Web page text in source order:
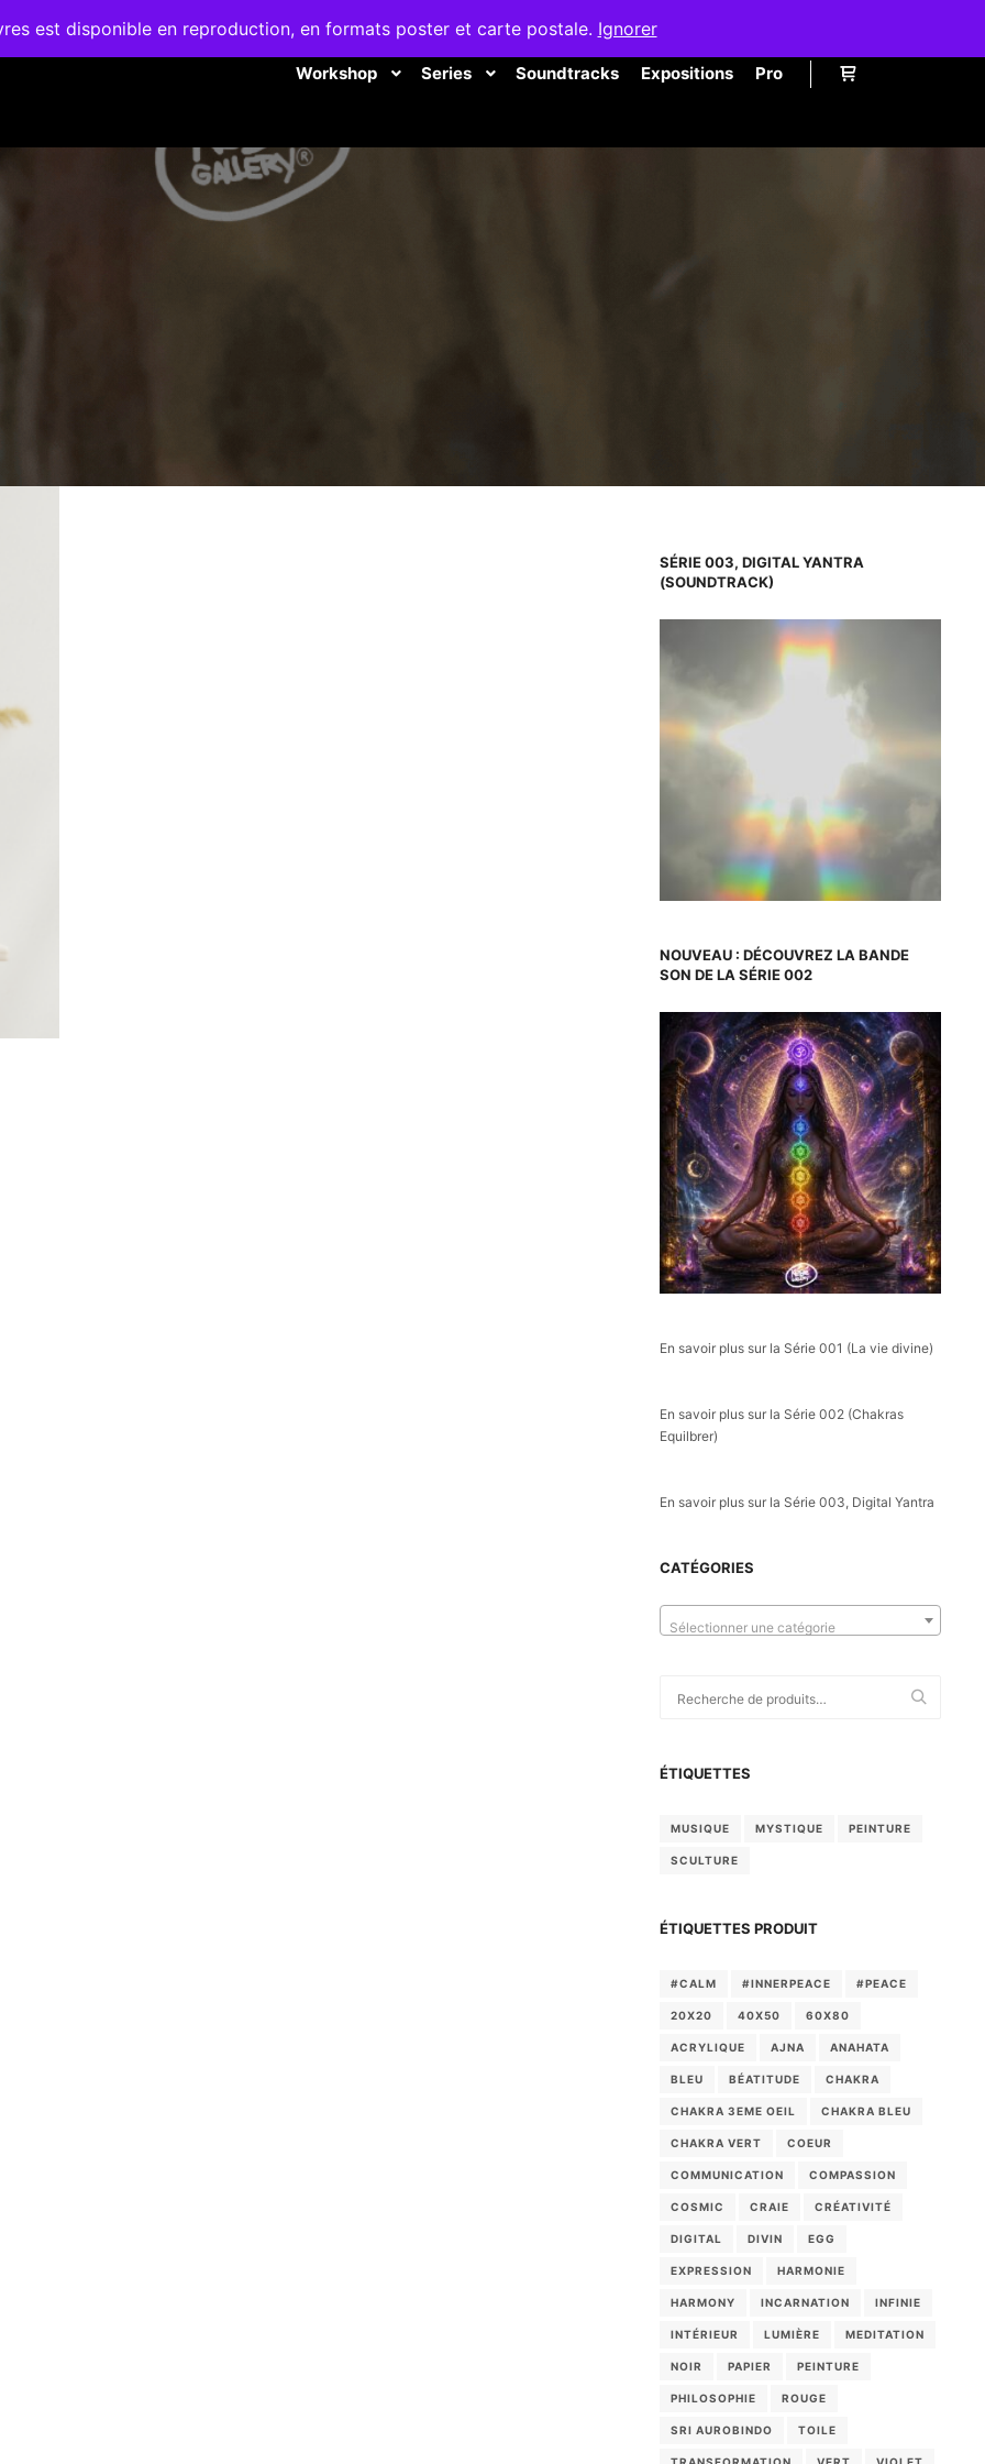
est disponible en reproduction, en formats poster et carte postale. Ignorer
Workshop Series Soundtracks Expositions Pro
SÉRIE 003, DIGITAL YANTRA
(SOUNDTRACK)
NOUVEAU : DÉCOUVREZ LA BANDE
SON DE LA SÉRIE 002
En savoir plus sur la Série 001 (La vie divine)
En savoir plus sur la Série 002 (Chakras
Equilbrer)
En savoir plus sur la Série 003, Digital Yantra
CATÉGORIES
Sélectionner une catégorie
pour :
ÉTIQUETTES
MUSIQUE MYSTIQUE PEINTURE
SCULTURE
ÉTIQUETTES PRODUIT
#CALM #INNERPEACE #PEACE
20X20 40X50 60X80
ACRYLIQUE AJNA ANAHATA
BLEU BÉATITUDE CHAKRA
CHAKRA 3EME OEIL CHAKRA BLEU
CHAKRA VERT COEUR
COMMUNICATION COMPASSION
COSMIC CRAIE CRÉATIVITÉ
DIGITAL DIVIN EGG
EXPRESSION HARMONIE
HARMONY INCARNATION INFINIE
INTÉRIEUR LUMIÈRE MEDITATION
NOIR PAPIER PEINTURE
PHILOSOPHIE ROUGE
SRI AUROBINDO TOILE